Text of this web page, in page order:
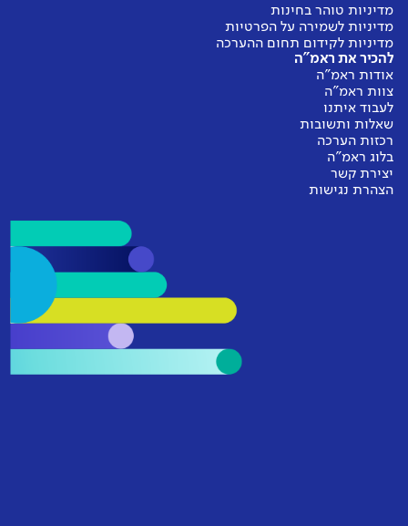
מדיניות טוהר בחינות
מדיניות לשמירה על הפרטיות
מדיניות לקידום תחום ההערכה
להכיר את ראמ"ה
אודות ראמ"ה
צוות ראמ"ה
לעבוד איתנו
שאלות ותשובות
רכזות הערכה
בלוג ראמ"ה
יצירת קשר
הצהרת נגישות